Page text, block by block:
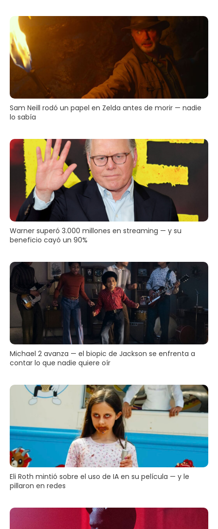
Sam Neill rodó un papel en Zelda antes de morir — nadie
lo sabía
Warner superó 3.000 millones en streaming — y su
beneficio cayó un 90%
Michael 2 avanza — el biopic de Jackson se enfrenta a
contar lo que nadie quiere oír
Eli Roth mintió sobre el uso de IA en su película — y le
pillaron en redes